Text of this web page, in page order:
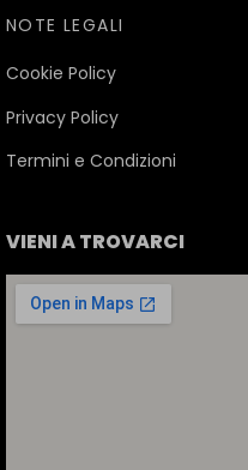
NOTE LEGALI
Cookie Policy
Privacy Policy
Termini e Condizioni
VIENI A TROVARCI